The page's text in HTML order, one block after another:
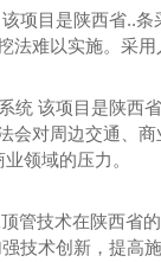
项目是陕西省..
法难以实施。采
统 该项目是陕西
会对周边交通、
领域的压力。
管技术在陕西省
技术创新，提高